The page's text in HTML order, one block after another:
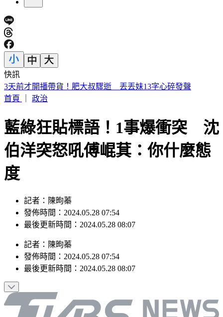
快訊
南港LaLaport 鷹架掉落砸傷人 北市建管處開罰30萬
首頁
政治
藍綠狂貼標語！1事爆衝突 沈
伯洋突怒吼傅崐萁：你什麼態
度
記者：陳昫蓁
發佈時間：2024.05.28 07:54
最後更新時間：2024.05.28 08:07
記者 ： 陳昫蓁
發佈時間： 2024.05.28 07:54
最後更新時間： 2024.05.28 08:07